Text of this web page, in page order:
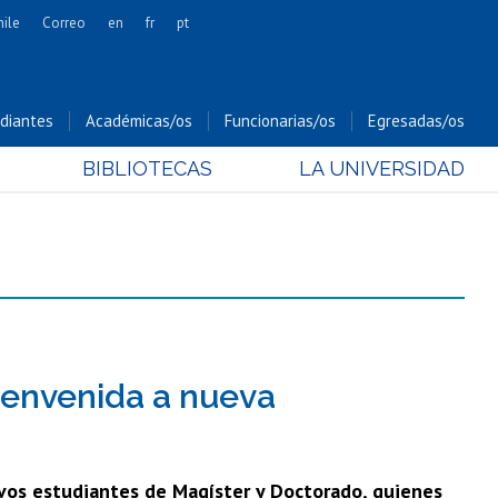
Cs. Forestales y Conservación
Cs. Sociales
Bachillerato
Correo en fr pt
Académicas/os Funcionarias/os Egresadas/os
BIBLIOTECAS LA UNIVERSIDAD
a nueva
estudiantes de Magíster y Doctorado, quienes